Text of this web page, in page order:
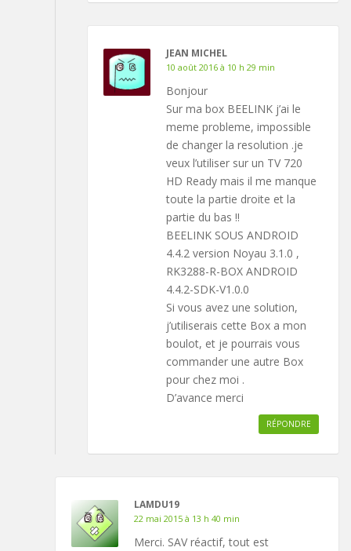
JEAN MICHEL
10 août 2016 à 10 h 29 min
Bonjour
Sur ma box BEELINK j’ai le
meme probleme, impossible
de changer la resolution .je
veux l’utiliser sur un TV 720
HD Ready mais il me manque
toute la partie droite et la
partie du bas !!
BEELINK SOUS ANDROID
4.4.2 version Noyau 3.1.0 ,
RK3288-R-BOX ANDROID
4.4.2-SDK-V1.0.0
Si vous avez une solution,
j’utiliserais cette Box a mon
boulot, et je pourrais vous
commander une autre Box
pour chez moi .
D’avance merci
RÉPONDRE
LAMDU19
22 mai 2015 à 13 h 40 min
Merci. SAV réactif, tout est